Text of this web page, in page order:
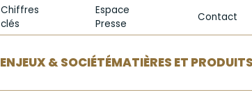
Chiffres
clés
Espace
Presse
Contact
ENJEUX & SOCIÉTÉMATIÈRES ET PRODUITS